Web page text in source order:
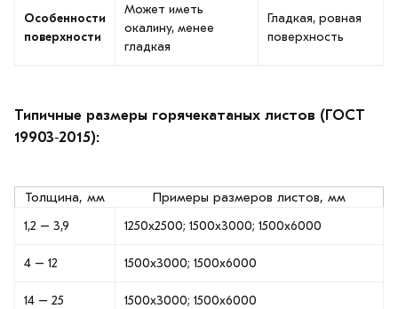
Особенности
поверхности
Может иметь
окалину, менее
гладкая
Гладкая, ровная
поверхность
Типичные размеры горячекатаных листов (ГОСТ
19903‑2015):
Толщина, мм Примеры размеров листов, мм
1,2 – 3,9 1250х2500; 1500х3000; 1500х6000
4 – 12 1500х3000; 1500х6000
14 – 25 1500х3000; 1500х6000